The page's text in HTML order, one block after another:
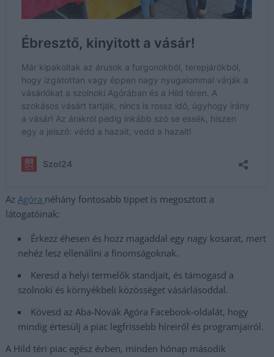
AzAgóra néhány fontosabb tippet is megosztott a
látogatóinak:
Érkezz éhesen és hozz magaddal egy nagy kosarat, mert
nehéz lesz ellenállni a finomságoknak.
Keresd a helyi termelők standjait, és támogasd a
szolnoki és környékbeli közösséget vásárlásoddal.
Kövesd az Aba-Novák Agóra Facebook-oldalát, hogy
mindig értesülj a piac legfrissebb híreiről és programjairól.
A Hild téri piac egész évben, minden hónap második